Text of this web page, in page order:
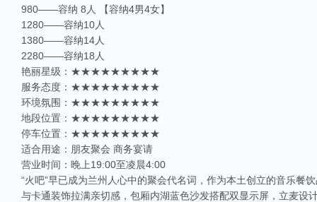
980——容纳 8人 【容纳4男4女】
1280——容纳10人
1380——容纳14人
2280——容纳18人
艳丽星级：★★★★★★★★★
服务态度：★★★★★★★★★
环境氛围：★★★★★★★★★
地段位置：★★★★★★★★★
停车位置：★★★★★★★★★
适合用途：朋友聚会 商务宴请
营业时间：晚上19:00至凌晨4:00
“火吧”早已成为兰州人心中的聚会代名词，作为本土创立的音乐餐
与卡通装饰拉满亲切感，包厢内湖蓝色沙发搭配双显示屏，立麦设